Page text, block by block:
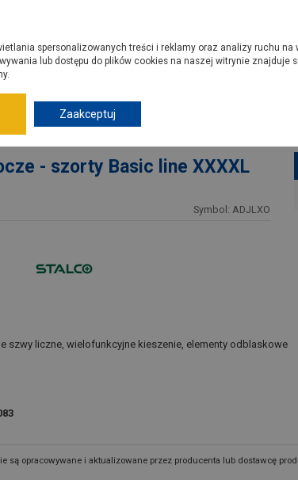
ochronna
- szorty Basic line XXXXL
Symbol: ADJLXO
szwy liczne, wielofunkcyjne kieszenie, elementy odblaskowe
są opracowywane i aktualizowane przez producenta lub dostawcę
spersonalizowanych treści i reklamy oraz analizy ruchu na
lub dostępu do plików cookies na naszej witrynie znajduje
Zaakceptuj